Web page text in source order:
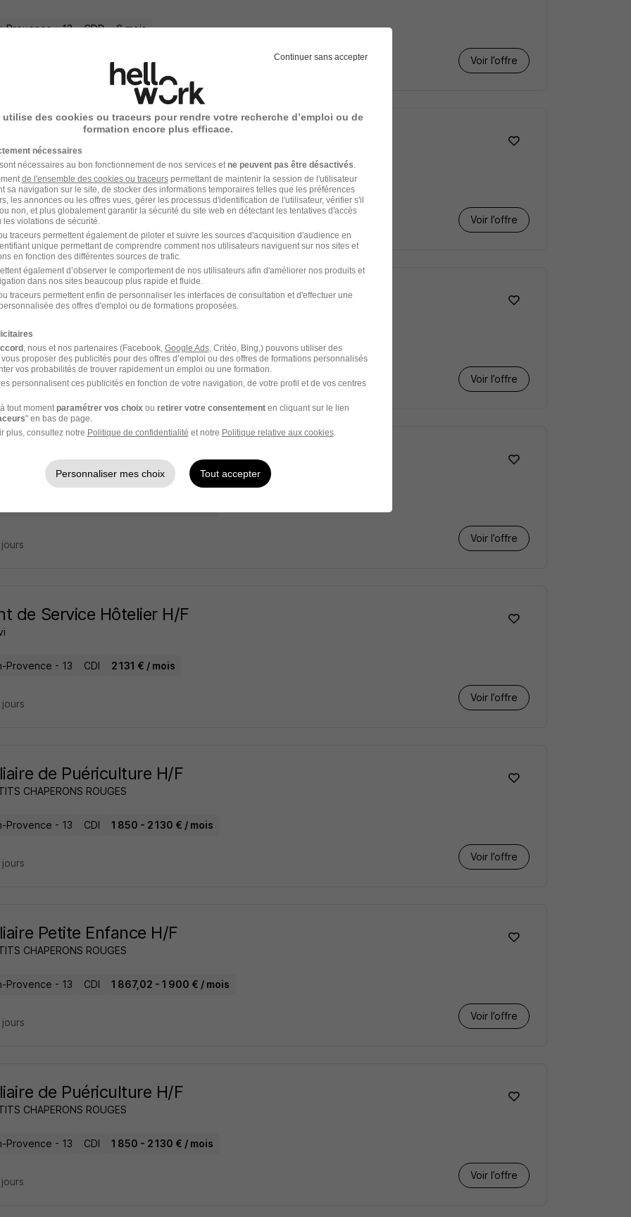
Provence - 13 CDD 6 mois
Voir l’offre
Administratif H/F
Provence - 13 CDD Télétravail partiel 6 mois
Voir l’offre
Petite Enfance H/F
CHAPERONS ROUGES
Provence - 13 CDD 1 867,02 - 1 900 € / mois 2 mois
Voir l’offre
de Puériculture H/F
CHAPERONS ROUGES
Voir l’offre
de Service Hôtelier H/F
Provence - 13 CDI 2 131 € / mois
Voir l’offre
de Puériculture H/F
CHAPERONS ROUGES
Provence - 13 CDI 1 850 - 2 130 € / mois
Voir l’offre
Petite Enfance H/F
CHAPERONS ROUGES
Provence - 13 CDI 1 867,02 - 1 900 € / mois
Voir l’offre
de Puériculture H/F
CHAPERONS ROUGES
Provence - 13 CDI 1 850 - 2 130 € / mois
Voir l’offre
Continuer sans accepter
utilise des cookies ou traceurs pour rendre votre recherche d’emploi ou de
formation encore plus efficace.
nécessaires
nécessaires au bon fonctionnement de nos services et ne peuvent pas être désactivés
de l'ensemble des cookies ou traceurspermettant de maintenir la session de l'utilisateur
sa navigation sur le site, de stocker des informations temporaires telles que les préférences
les annonces ou les offres vues, gérer les processus d'identification de l'utilisateur, vérifier s'il
non, et plus globalement garantir la sécurité du site web en détectant les tentatives d'accès
violations de sécurité.
traceurs permettent également de piloter et suivre les sources d'acquisition d'audience en
unique permettant de comprendre comment nos utilisateurs naviguent sur nos sites et
en fonction des différentes sources de trafic.
également d’observer le comportement de nos utilisateurs afin d'améliorer nos produits et
dans nos sites beaucoup plus rapide et fluide.
traceurs permettent enfin de personnaliser les interfaces de consultation et d'effectuer une
des offres d'emploi ou de formations proposées.
, nous et nos partenaires (Facebook, Google Ads, Critéo, Bing,) pouvons utiliser des
proposer des publicités pour des offres d’emploi ou des offres de formations personnalisés
vos probabilités de trouver rapidement un emploi ou une formation.
personnalisent ces publicités en fonction de votre navigation, de votre profil et de vos centres
tout moment paramétrer vos choix ou retirer votre consentementen cliquant sur le lien
" en bas de page.
plus, consultez notre Politique de confidentialité et notre Politique relative aux cookies.
Personnaliser mes choix Tout accepter